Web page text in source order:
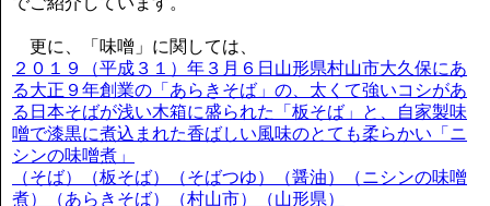
更に、「味噌」に関しては、
２０１９（平成３１）年３月６日山形県村山市大久保にあ
る大正９年創業の「あらきそば」の、太くて強いコシがあ
る日本そばが浅い木箱に盛られた「板そば」と、自家製味
噌で漆黒に煮込まれた香ばしい風味のとても柔らかい「ニ
シンの味噌煮」
（そば）（板そば）（そばつゆ）（醤油）（ニシンの味噌
煮）（あらきそば）（村山市）（山形県）